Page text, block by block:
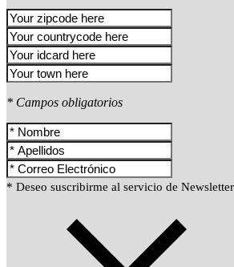
* Campos obligatorios
* Deseo suscribirme al servicio de